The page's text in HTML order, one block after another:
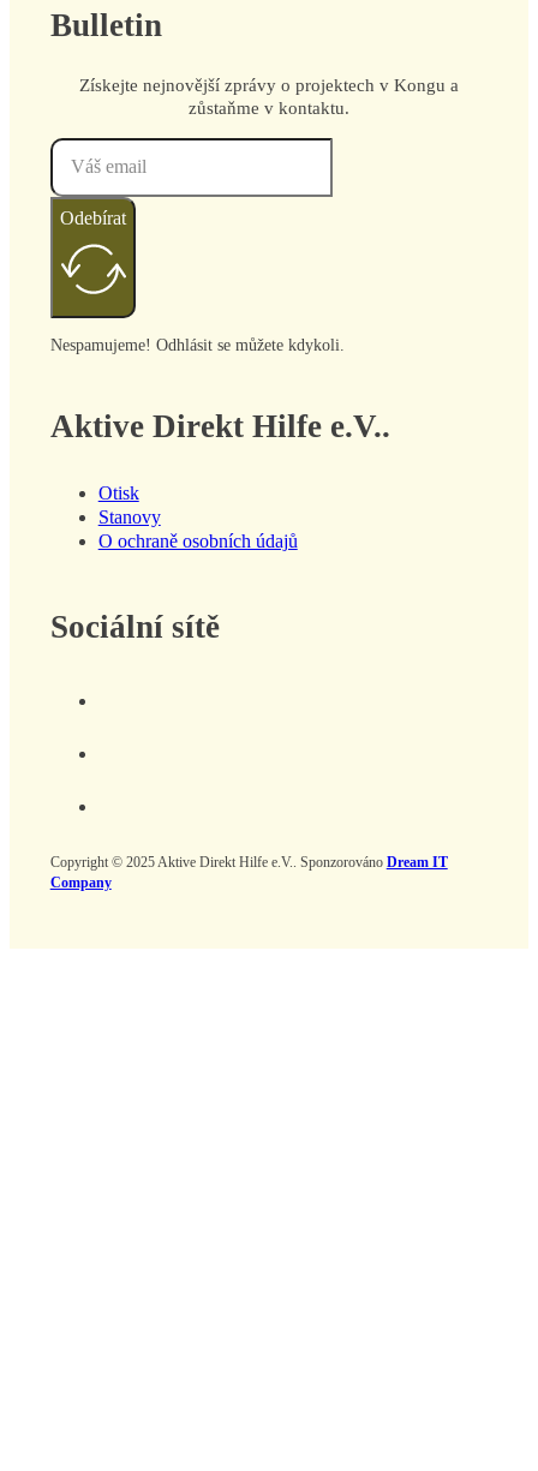
Bulletin
Získejte nejnovější zprávy o projektech v Kongu a
zůstaňme v kontaktu.
Odebírat
Nespamujeme! Odhlásit se můžete kdykoli.
Aktive Direkt Hilfe e.V..
Otisk
Stanovy
O ochraně osobních údajů
Sociální sítě
Copyright © 2025 Aktive Direkt Hilfe e.V.. Sponzorováno Dream IT
Company